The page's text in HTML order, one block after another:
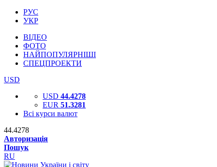
РУС
УКР
ВІДЕО
ФОТО
НАЙПОПУЛЯРНІШІ
СПЕЦПРОЕКТИ
USD
USD 44.4278
EUR 51.3281
Всі курси валют
44.4278
Авторизація
Пошук
RU